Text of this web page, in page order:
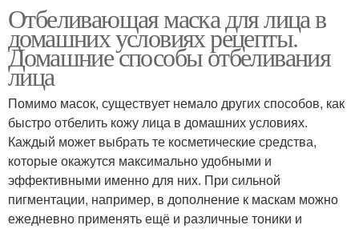
Отбеливающая маска для лица в
домашних условиях рецепты.
Домашние способы отбеливания
лица
Помимо масок, существует немало других способов, как
быстро отбелить кожу лица в домашних условиях.
Каждый может выбрать те косметические средства,
которые окажутся максимально удобными и
эффективными именно для них. При сильной
пигментации, например, в дополнение к маскам можно
ежедневно применять ещё и различные тоники и